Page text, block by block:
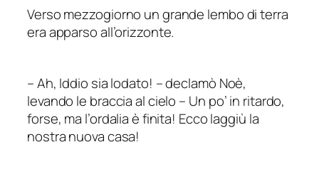
Verso mezzogiorno un grande lembo di terra
era apparso all’orizzonte.
–Ah, Iddio sia lodato! –declamò Noè,
levando le braccia al cielo – Un po’ in ritardo,
forse, ma l’ordalia è finita! Ecco laggiù la
nostra nuova casa!